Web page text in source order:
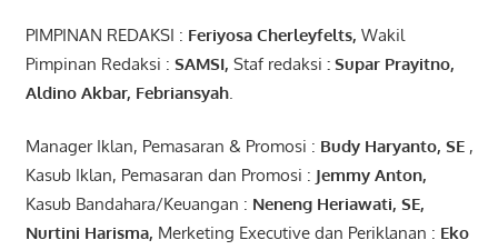
PIMPINAN REDAKSI : Feriyosa Cherleyfelts, Wakil
Pimpinan Redaksi : SAMSI, Staf redaksi : Supar Prayitno,
Aldino Akbar, Febriansyah.
Manager Iklan, Pemasaran & Promosi : Budy Haryanto, SE,
Kasub Iklan, Pemasaran dan Promosi : Jemmy Anton,
Kasub Bandahara/Keuangan : Neneng Heriawati, SE,
Nurtini Harisma, Merketing Executive dan Periklanan : Eko